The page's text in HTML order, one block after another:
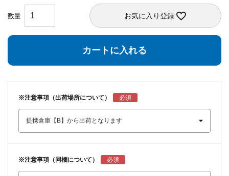
お気に入り登録
カートに入れる
※注意事項（出荷場所について）
※注意事項（同梱について）